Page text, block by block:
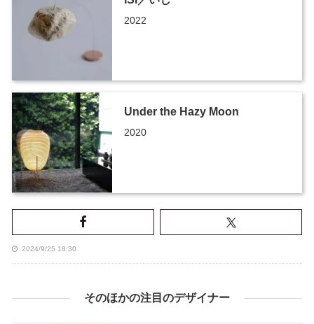
2022
Under the Hazy Moon
2020
2024/9/25 18:30
そのほかの注目のデザイナー